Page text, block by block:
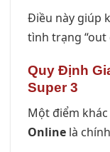
Điều này giúp
tình trạng “out
Quy Định
Super 3
Một điểm
Online là